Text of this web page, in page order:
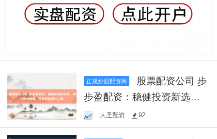
正规炒股配资网
步盈配资：稳健投资新选
择，助力资金增值，开启财
富增长之旅！
大圣配资 92